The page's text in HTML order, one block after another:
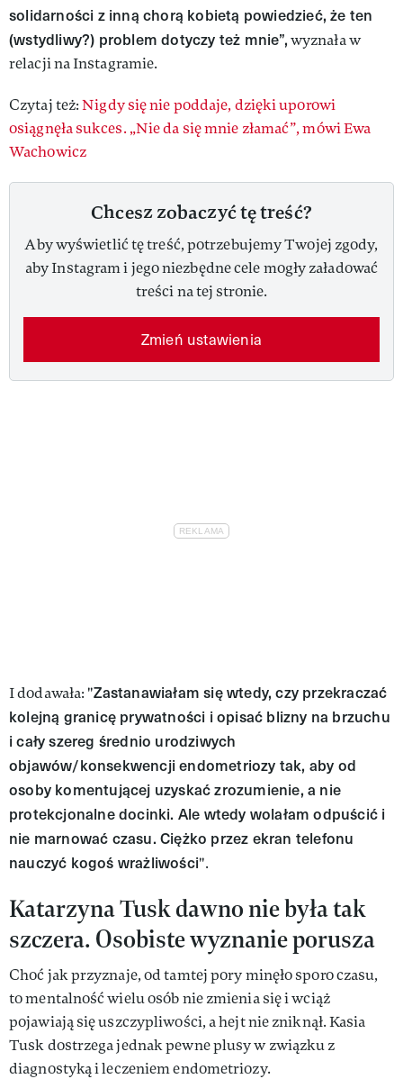
solidarności z inną chorą kobietą powiedzieć, że ten
(wstydliwy?) problem dotyczy też mnie”,wyznała w
relacji na Instagramie.
Czytaj też:Nigdy się nie poddaje, dzięki uporowi
osiągnęła sukces. „Nie da się mnie złamać”, mówi Ewa
Wachowicz
Chcesz zobaczyć tę treść?
Aby wyświetlić tę treść, potrzebujemy Twojej zgody,
aby Instagram i jego niezbędne cele mogły załadować
treści na tej stronie.
Zmień ustawienia
I dodawała: "Zastanawiałam się wtedy, czy przekraczać
kolejną granicę prywatności i opisać blizny na brzuchu
i cały szereg średnio urodziwych
objawów/konsekwencji endometriozy tak, aby od
osoby komentującej uzyskać zrozumienie, a nie
protekcjonalne docinki. Ale wtedy wolałam odpuścić i
nie marnować czasu. Ciężko przez ekran telefonu
nauczyć kogoś wrażliwości".
Katarzyna Tusk dawno nie była tak
szczera. Osobiste wyznanie porusza
Choć jak przyznaje, od tamtej pory minęło sporo czasu,
to mentalność wielu osób nie zmienia się i wciąż
pojawiają się uszczypliwości, a hejt nie zniknął. Kasia
Tusk dostrzega jednak pewne plusy w związku z
diagnostyką i leczeniem endometriozy.